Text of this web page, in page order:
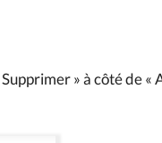
» à côté de «